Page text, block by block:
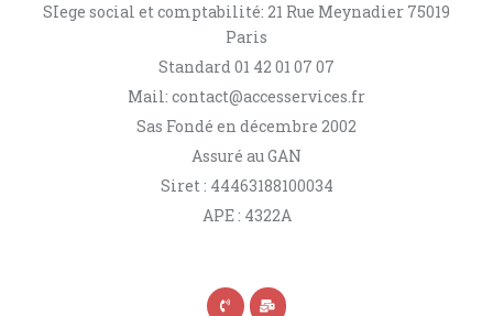
SIege social et comptabilité: 21 Rue Meynadier 75019
Paris
Standard 01 42 01 07 07
Mail: contact@accesservices.fr
Sas Fondé en décembre 2002
Assuré au GAN
Siret : 44463188100034
APE : 4322A